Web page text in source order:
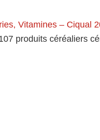
Vitamines – Ciqual
produits céréaliers